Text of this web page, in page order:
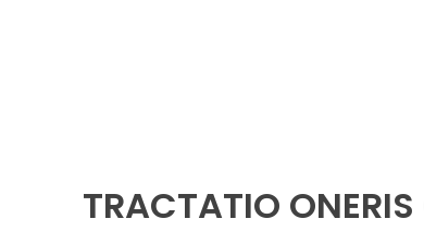
TRACTATIO